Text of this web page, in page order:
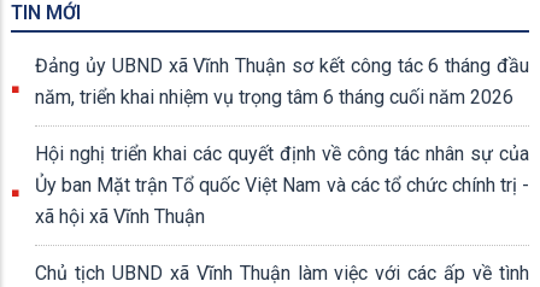
TIN MỚI
Đảng ủy UBND xã Vĩnh Thuận sơ kết công tác 6 tháng đầu
năm, triển khai nhiệm vụ trọng tâm 6 tháng cuối năm 2026
Hội nghị triển khai các quyết định về công tác nhân sự của
Ủy ban Mặt trận Tổ quốc Việt Nam và các tổ chức chính trị -
xã hội xã Vĩnh Thuận
Chủ tịch UBND xã Vĩnh Thuận làm việc với các ấp về tình